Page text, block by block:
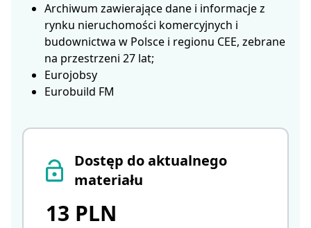
Dostęp do aktualnego
materiału
13 PLN
Archiwum zawierające dane i informacje z
rynku nieruchomości komercyjnych i
budownictwa w Polsce i regionu CEE, zebrane
na przestrzeni 27 lat;
Eurojobsy
Eurobuild FM